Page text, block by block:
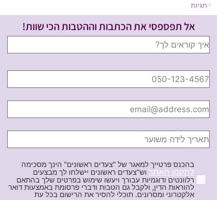
תגיות
אל תפספסי את הכתבות וההטבות הכי שוות!
בהכנס פרטייך למאגר של "צעדים ראשונים" הינך מסכימה
לתקנון האתר וש"צעדים ראשונים יישלחו לך מבצעים
רלוונטים ודוגמיות עבורך ויעשו שימוש בפרטים שלך בהתאם
להוראות הדין, ולקבל גם הטבות ודברי פרסומת באמצעות דואר
אלקטרוני ומסרונים. תוכלי להסיר את הרישום בכל עת